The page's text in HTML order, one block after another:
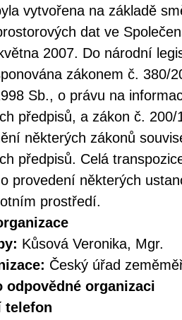
vytvořena na základě
dat ve
2007. Do národní
zákonem č. 380/
Sb., o právu na
předpisů, a zákon č.
některých zákonů
předpisů. Celá
provedení některých
prostředí.
Kůsová Veronika, Mgr.
Český úřad
odpovědné organizaci
telefon